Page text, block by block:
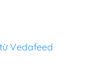
Vedafeed